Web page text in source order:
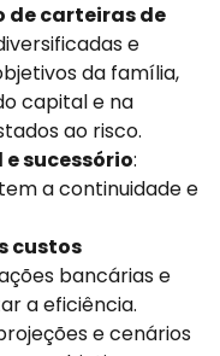
de carteiras de
e
da família,
capital e na
ao risco.
sucessório:
a continuidade e
custos
bancárias e
a eficiência.
e cenários